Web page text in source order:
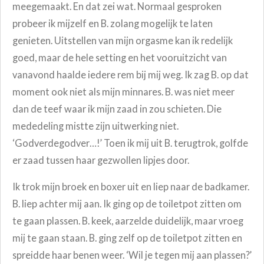
meegemaakt. En dat zei wat. Normaal gesproken
probeer ik mijzelf en B. zolang mogelijk te laten
genieten. Uitstellen van mijn orgasme kan ik redelijk
goed, maar de hele setting en het vooruitzicht van
vanavond haalde iedere rem bij mij weg. Ik zag B. op dat
moment ook niet als mijn minnares. B. was niet meer
dan de teef waar ik mijn zaad in zou schieten. Die
mededeling mistte zijn uitwerking niet.
‘Godverdegodver…!’ Toen ik mij uit B. terugtrok, golfde
er zaad tussen haar gezwollen lipjes door.
Ik trok mijn broek en boxer uit en liep naar de badkamer.
B. liep achter mij aan. Ik ging op de toiletpot zitten om
te gaan plassen. B. keek, aarzelde duidelijk, maar vroeg
mij te gaan staan. B. ging zelf op de toiletpot zitten en
spreidde haar benen weer. ‘Wil je tegen mij aan plassen?’